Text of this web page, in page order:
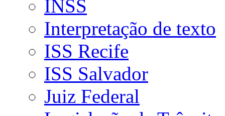
INSS
Interpretação de texto
ISS Recife
ISS Salvador
Juiz Federal